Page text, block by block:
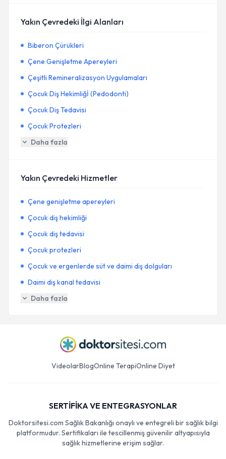
Yakın Çevredeki İlgi Alanları
Biberon Çürükleri
Çene Genişletme Apereyleri
Çeşitli Remineralizasyon Uygulamaları
Çocuk Diş Hekimliğİ (Pedodonti)
Çocuk Diş Tedavisi
Çocuk Protezleri
Daha fazla
Yakın Çevredeki Hizmetler
Çene genişletme apereyleri
Çocuk diş hekimliği
Çocuk diş tedavisi
Çocuk protezleri
Çocuk ve ergenlerde süt ve daimi diş dolguları
Daimi diş kanal tedavisi
Daha fazla
VideolarBlogOnline TerapiOnline Diyet
SERTİFİKA VE ENTEGRASYONLAR
Doktorsitesi.com Sağlık Bakanlığı onaylı ve entegreli bir sağlık bilgi
platformudur. Sertifikaları ile tescillenmiş güvenilir altyapısıyla
sağlık hizmetlerine erişim sağlar.